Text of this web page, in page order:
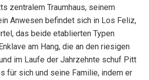
zentralem Traumhaus, seinem
Anwesen befindet sich in Los Feliz,
das beide etablierten Typen
am Hang, die an den riesigen
im Laufe der Jahrzehnte schuf Pitt
für sich und seine Familie, indem er